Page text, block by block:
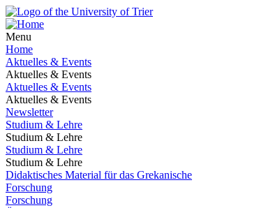
Menu
Home
Aktuelles & Events
Aktuelles & Events
Aktuelles & Events
Aktuelles & Events
Newsletter
Studium & Lehre
Studium & Lehre
Studium & Lehre
Studium & Lehre
Didaktisches Material für das Grekanische
Forschung
Forschung